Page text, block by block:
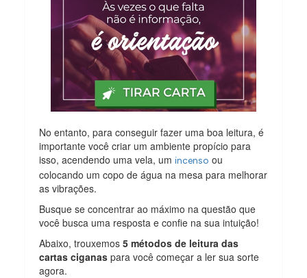
No entanto, para conseguir fazer uma boa leitura, é
importante você criar um ambiente propício para
isso, acendendo uma vela, umincenso ou
colocando um copo de água na mesa para melhorar
as vibrações.
Busque se concentrar ao máximo na questão que
você busca uma resposta e confie na sua intuição!
Abaixo, trouxemos5 métodos de leitura das
cartas ciganas para você começar a ler sua sorte
agora.